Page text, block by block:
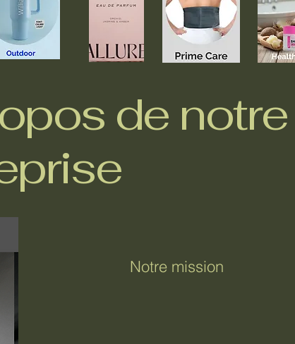
de notre
Notre mission